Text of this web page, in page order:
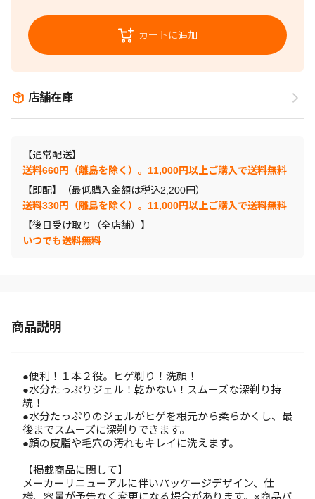
カートに追加
店舗在庫
【通常配送】
送料660円（離島を除く）。11,000円以上ご購入で送料無料
【即配】（最低購入金額は税込2,200円）
送料330円（離島を除く）。11,000円以上ご購入で送料無料
【後日受け取り（全店舗）】
いつでも送料無料
商品説明
●便利！１本２役。ヒゲ剃り！洗顔！
●水分たっぷりジェル！乾かない！スムーズな深剃り持
続！
●水分たっぷりのジェルがヒゲを根元から柔らかくし、最
後までスムーズに深剃りできます。
●顔の皮脂や毛穴の汚れもキレイに洗えます。
【掲載商品に関して】
メーカーリニューアルに伴いパッケージデザイン、仕
様、容量が予告なく変更になる場合があります。※商品パ